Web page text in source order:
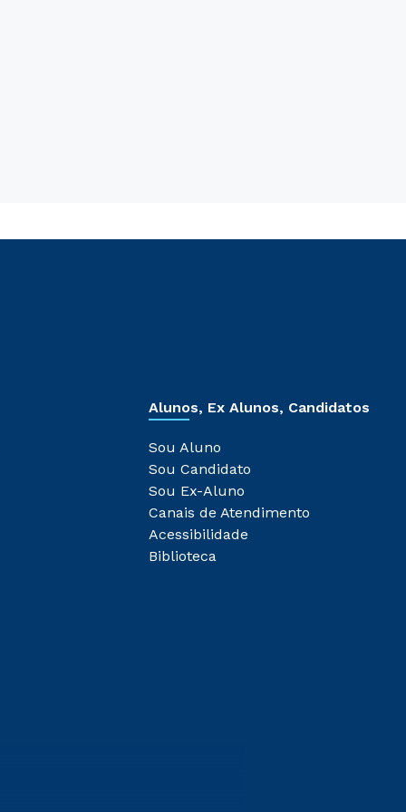
Alunos, Ex Alunos, Candidatos
Sou Aluno
Sou Candidato
Sou Ex-Aluno
Canais de Atendimento
Acessibilidade
Biblioteca